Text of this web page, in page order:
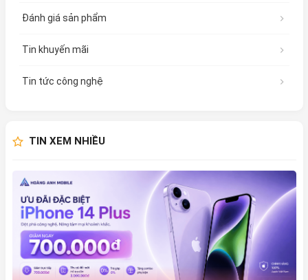
Đánh giá sản phẩm
Tin khuyến mãi
Tin tức công nghệ
TIN XEM NHIỀU